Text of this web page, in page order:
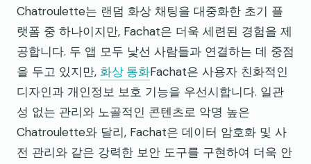
Chatroulette는 랜덤 화상 채팅을 대중화한 초기 플
랫폼 중 하나이지만, Fachat은 더욱 세련된 경험을 제
공합니다. 두 앱 모두 낯선 사람들과 연결하는 데 중점
을 두고 있지만, 화상 통화Fachat은 사용자 친화적인
디자인과 개인정보 보호 기능을 우선시합니다. 일관
성 없는 관리와 노골적인 콘텐츠로 악명 높은
Chatroulette와 달리, Fachat은 데이터 암호화 및 사
전 관리와 같은 강력한 보안 도구를 구현하여 더욱 안